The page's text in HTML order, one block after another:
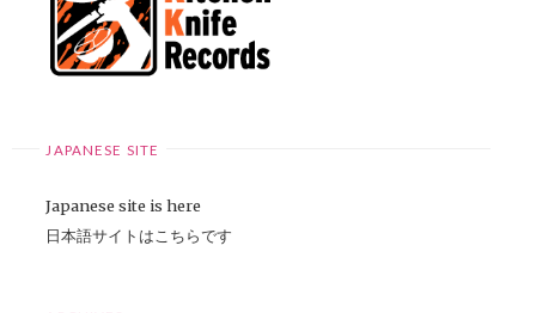
JAPANESE SITE
Japanese site is here
日本語サイトはこちらです